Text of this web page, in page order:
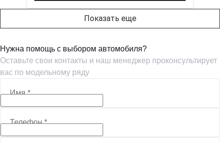
Показать еще
Нужна помощь с выбором автомобиля?
Оставьте свои контакты и наш менеджер проконсультирует
вас по модельному ряду
Имя*
Телефон*